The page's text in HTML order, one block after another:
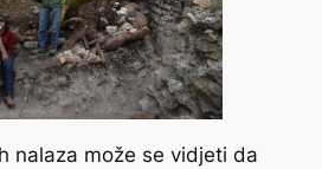
nalaza može se vidjeti da